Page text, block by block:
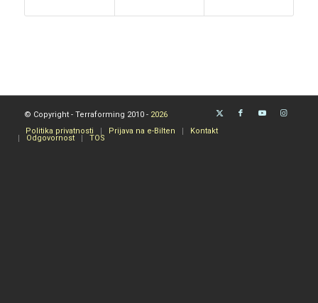
© Copyright - Terraforming 2010 - 2026
Politika privatnosti
Prijava na e-Bilten Kontakt
Odgovornost TOS